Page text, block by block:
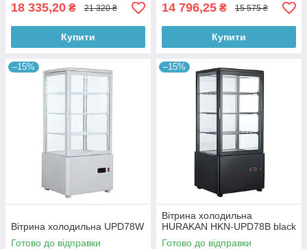
18 335,20 ₴ 21 320 ₴
Купити
14 796,25 ₴ 15 575 ₴
Купити
–15%
Вітрина холодильна UPD78W
Готово до відправки
–15%
Вітрина холодильна
HURAKAN HKN-UPD78B black
Готово до відправки